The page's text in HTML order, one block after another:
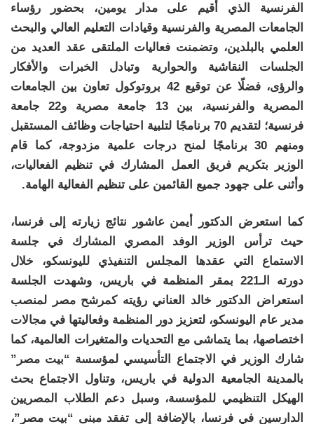
الفرنسية الذي أقيم على مدار يومين، بحضور رؤساء
الجامعات المصرية والفرنسية وقيادات التعليم العالي والبحث
العلمي بالبلدين، وتضمنت فعاليات الملتقى عقد العديد من
الجلسات النقاشية والحوارية وتبادل الخبرات والأفكار
والرؤى، فضلًا عن توقيع 42 بروتوكول تعاون بين الجامعات
المصرية والفرنسية، بين 13 جامعة مصرية و22 جامعة
فرنسية؛ لتقديم 70 برنامجًا لتلبية احتياجات وظائف المستقبل
ومنهم 30 برنامجًا لمنح درجات علمية مزدوجة، كما قام
الوزير بتكريم فريق العمل المشارك في تنظيم الفعاليات،
وأثنى على جهود جميع القائمين على تنظيم الفعالية الهامة.
كما استعرض الدكتور أيمن عاشور نتائج زيارته إلى فرنسا،
حيث ترأس الوزير الوفد المصري المشارك في جلسة
الاستماع التي عقدها المجلس التنفيذي لليونسكو، خلال
دورته الـ221 بمقر المنظمة في باريس، وشهدت الجلسة
استعراض الدكتور خالد العناني رؤيته كمرشح مصر لمنصب
مدير عام اليونسكو، لتعزيز دور المنظمة وفعاليتها في مجالات
اختصاصها، بما يتماشى مع التحديات والمتغيرات العالمية، كما
شارك الوزير في الاجتماع التأسيسي لمؤسسة “بيت مصر”
بالمدينة الجامعية الدولية في باريس، وتناول الاجتماع بحث
الهيكل التنظيمي للمؤسسة، وسبل دعم الطلاب المصريين
الدارسين في فرنسا، بالإضافة إلى تفقد مبنى “بيت مصر”،